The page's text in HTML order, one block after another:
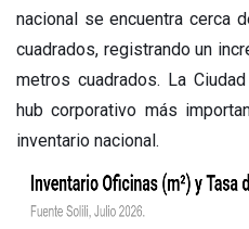
nacional se encuentra cerca
cuadrados, registrando un
metros cuadrados. La
hub corporativo más
inventario nacional.